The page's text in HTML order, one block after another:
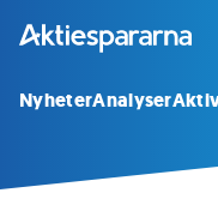
NyheterAnalyser